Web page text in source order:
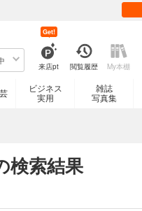
来店pt
Get!
閲覧履歴 My本棚
ビジネス
実用
雑誌
写真集
検索結果